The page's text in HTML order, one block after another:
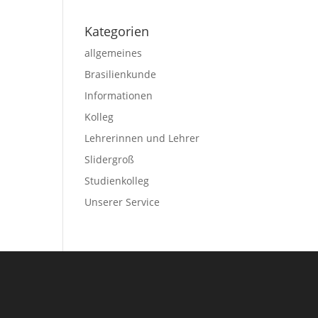
Kategorien
allgemeines
Brasilienkunde
Informationen
Kolleg
Lehrerinnen und Lehrer
Slidergroß
Studienkolleg
Unserer Service